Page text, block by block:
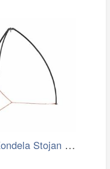
Tempo Kondela Stojan pro závěsné křeslo…